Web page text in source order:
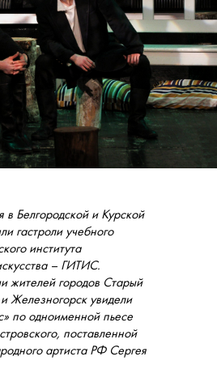
Белгородской и Курской
гастроли учебного
института
– ГИТИС.
жителей городов Старый
Железногорск увидели
по одноименной пьесе
поставленной
артиста РФ Сергея